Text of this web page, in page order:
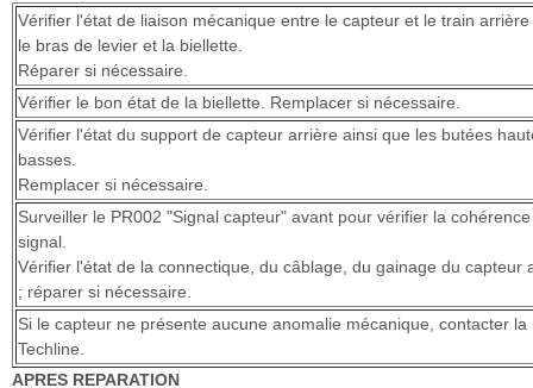
Vérifier l'état de liaison mécanique entre le capteur et le train arrière
le bras de levier et la biellette.
Réparer si nécessaire.
Vérifier le bon état de la biellette. Remplacer si nécessaire.
Vérifier l'état du support de capteur arrière ainsi que les butées
basses.
Remplacer si nécessaire.
Surveiller le PR002 "Signal capteur" avant pour vérifier la
signal.
Vérifier l'état de la connectique, du câblage, du gainage du capteur
; réparer si nécessaire.
Si le capteur ne présente aucune anomalie mécanique, contacter la
Techline.
APRES REPARATION